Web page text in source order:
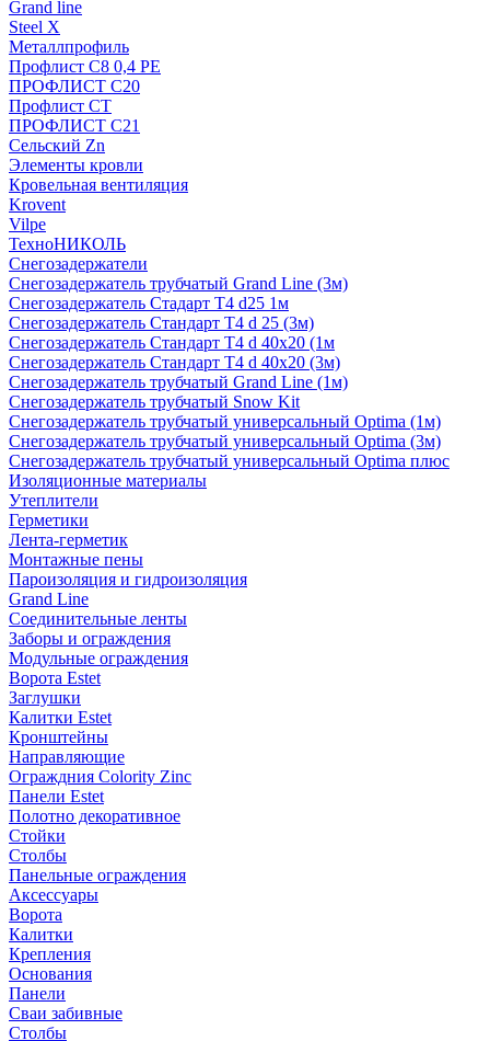
Grand line
Steel X
Металлпрофиль
Профлист С8 0,4 РЕ
ПРОФЛИСТ С20
Профлист СТ
ПРОФЛИСТ С21
Сельский Zn
Элементы кровли
Кровельная вентиляция
Krovent
Vilpe
ТехноНИКОЛЬ
Снегозадержатели
Снегозадержатель трубчатый Grand Line (3м)
Снегозадержатель Стадарт Т4 d25 1м
Снегозадержатель Стандарт Т4 d 25 (3м)
Снегозадержатель Стандарт Т4 d 40х20 (1м
Снегозадержатель Стандарт Т4 d 40х20 (3м)
Снегозадержатель трубчатый Grand Line (1м)
Снегозадержатель трубчатый Snow Kit
Снегозадержатель трубчатый универсальный Optima (1м)
Снегозадержатель трубчатый универсальный Optima (3м)
Снегозадержатель трубчатый универсальный Optima плюс
Изоляционные материалы
Утеплители
Герметики
Лента-герметик
Монтажные пены
Пароизоляция и гидроизоляция
Grand Line
Соединительные ленты
Заборы и ограждения
Модульные ограждения
Ворота Estet
Заглушки
Калитки Estet
Кронштейны
Направляющие
Ограждния Colority Zinc
Панели Estet
Полотно декоративное
Стойки
Столбы
Панельные ограждения
Аксессуары
Ворота
Калитки
Крепления
Основания
Панели
Сваи забивные
Столбы